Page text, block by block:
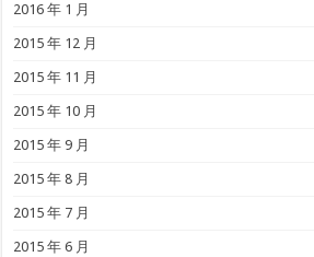
2016 年 1 月
2015 年 12 月
2015 年 11 月
2015 年 10 月
2015 年 9 月
2015 年 8 月
2015 年 7 月
2015 年 6 月